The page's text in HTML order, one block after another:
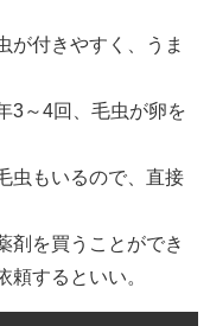
が付きやすく、うま
3～4回、毛虫が卵を
虫もいるので、直接
剤を買うことができ
頼するといい。